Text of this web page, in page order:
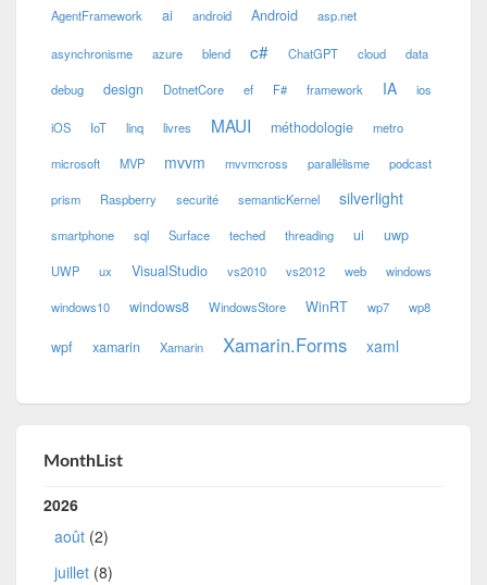
AgentFramework ai android Android asp.net
asynchronisme azure blend c# ChatGPT cloud data
debug design DotnetCore ef F# framework IA ios
iOS IoT linq livres MAUI méthodologie metro
microsoft MVP mvvm mvvmcross parallélisme podcast
prism Raspberry securité semanticKernel silverlight
smartphone sql Surface teched threading ui uwp
UWP ux VisualStudio vs2010 vs2012 web windows
windows10 windows8 WindowsStore WinRT wp7 wp8
wpf xamarin Xamarin Xamarin.Forms xaml
MonthList
2026
août (2)
juillet (8)